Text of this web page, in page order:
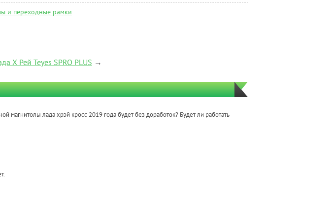
и переходные рамки
Х Рей Teyes SPRO PLUS →
магнитолы лада хрэй кросс 2019 года будет без доработок? Будет ли работать